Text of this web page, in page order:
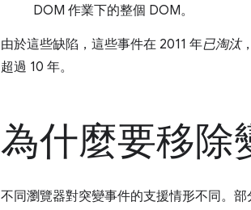
DOM 作業下的整個 DOM。
由於這些缺陷，這些事件在 2011 年已淘汰
超過 10 年。
為什麼要移除
不同瀏覽器對突變事件的支援情形不同。部